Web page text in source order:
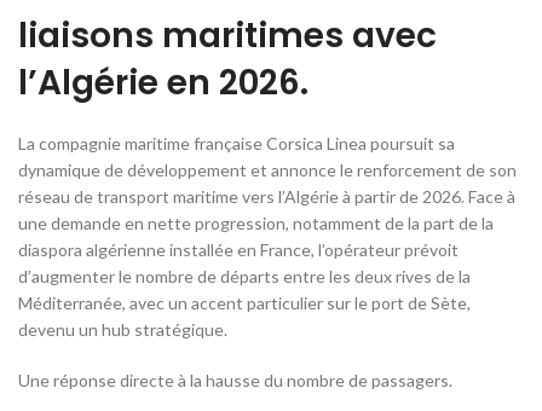
liaisons maritimes avec
l’Algérie en 2026.
La compagnie maritime française Corsica Linea poursuit sa
dynamique de développement et annonce le renforcement de son
réseau de transport maritime vers l’Algérie à partir de 2026. Face à
une demande en nette progression, notamment de la part de la
diaspora algérienne installée en France, l’opérateur prévoit
d’augmenter le nombre de départs entre les deux rives de la
Méditerranée, avec un accent particulier sur le port de Sète,
devenu un hub stratégique.
Une réponse directe à la hausse du nombre de passagers.